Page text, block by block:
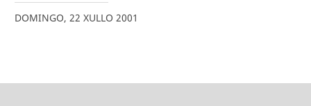
DOMINGO, 22 XULLO 2001